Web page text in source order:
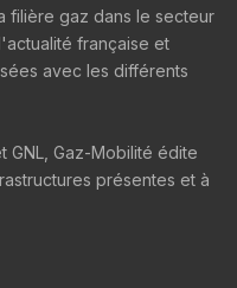
filière gaz dans le secteur
française et
avec les différents
GNL, Gaz-Mobilité édite
présentes et à